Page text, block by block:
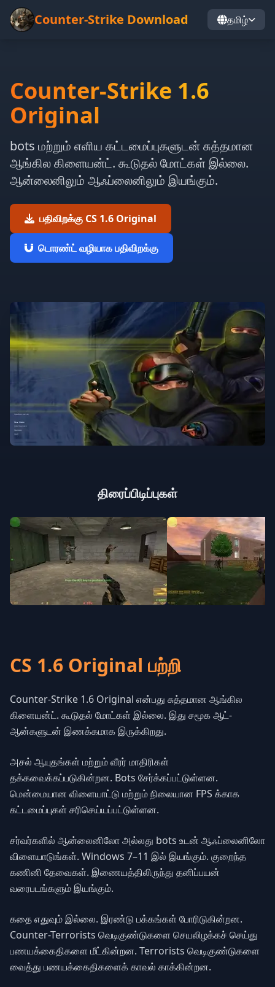
Counter-Strike Download தமிழ்
Counter-Strike 1.6
Original
bots மற்றும் எளிய கட்டமைப்புகளுடன் சுத்தமான
ஆங்கில கிளையன்ட். கூடுதல் மோட்கள் இல்லை.
ஆன்லைனிலும் ஆஃப்லைனிலும் இயங்கும்.
பதிவிறக்கு CS 1.6 Original
டொரண்ட் வழியாக பதிவிறக்கு
திரைப்பிடிப்புகள்
CS 1.6 Original பற்றி
Counter-Strike 1.6 Original என்பது சுத்தமான ஆங்கில
கிளையன்ட். கூடுதல் மோட்கள் இல்லை. இது சமூக ஆட்-
ஆன்களுடன் இணக்கமாக இருக்கிறது.
அசல் ஆயுதங்கள் மற்றும் வீரர் மாதிரிகள்
தக்கவைக்கப்படுகின்றன. Bots சேர்க்கப்பட்டுள்ளன.
மென்மையான விளையாட்டு மற்றும் நிலையான FPS க்காக
கட்டமைப்புகள் சரிசெய்யப்பட்டுள்ளன.
சர்வர்களில் ஆன்லைனிலோ அல்லது bots உடன் ஆஃப்லைனிலோ
விளையாடுங்கள். Windows 7–11 இல் இயங்கும். குறைந்த
கணினி தேவைகள். இணையத்திலிருந்து தனிப்பயன்
வரைபடங்களும் இயங்கும்.
கதை எதுவும் இல்லை. இரண்டு பக்கங்கள் போரிடுகின்றன.
Counter-Terrorists வெடிகுண்டுகளை செயலிழக்கச் செய்து
பணயக்கைதிகளை மீட்கின்றன. Terrorists வெடிகுண்டுகளை
வைத்து பணயக்கைதிகளைக் காவல் காக்கின்றன.